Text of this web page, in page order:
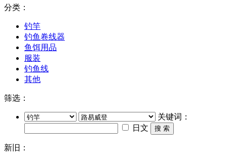
分类：
钓竿
钓鱼卷线器
鱼饵用品
服装
钓鱼线
其他
筛选：
关键词：
日文
搜 索
新旧：